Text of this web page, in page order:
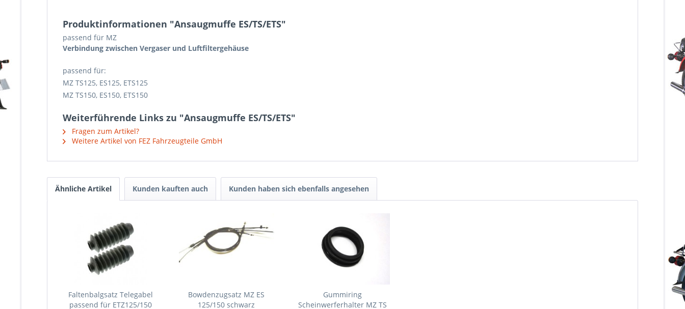
Produktinformationen "Ansaugmuffe ES/TS/ETS"
passend für MZ
Verbindung zwischen Vergaser und Luftfiltergehäuse
passend für:
MZ TS125, ES125, ETS125
MZ TS150, ES150, ETS150
Weiterführende Links zu "Ansaugmuffe ES/TS/ETS"
Fragen zum Artikel?
Weitere Artikel von FEZ Fahrzeugteile GmbH
Ähnliche Artikel Kunden kauften auch Kunden haben sich ebenfalls angesehen
Faltenbalgsatz Telegabel
passend für ETZ125/150
Bowdenzugsatz MZ ES
125/150 schwarz
Gummiring
Scheinwerferhalter MZ TS